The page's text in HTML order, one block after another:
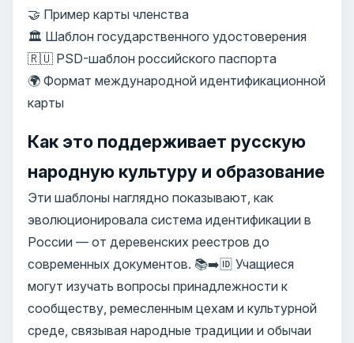
🤝 Пример карты членства
🏛️ Шаблон государственного удостоверения
🇷🇺 PSD-шаблон российского паспорта
🌍 Формат международной идентификационной
карты
Как это поддерживает русскую
народную культуру и образование
Эти шаблоны наглядно показывают, как
эволюционировала система идентификации в
России — от деревенских реестров до
современных документов. 📚➡️🆔 Учащиеся
могут изучать вопросы принадлежности к
сообществу, ремесленным цехам и культурной
среде, связывая народные традиции и обычаи